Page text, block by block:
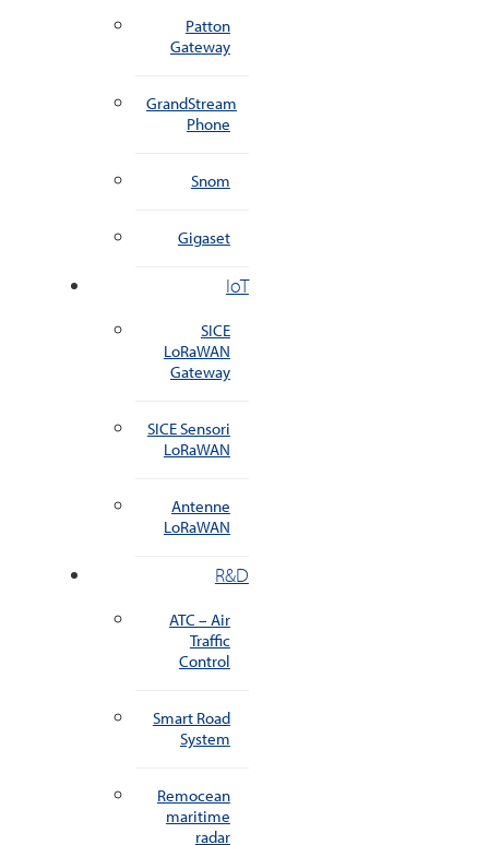
Patton
Gateway
GrandStream
Phone
Snom
Gigaset
IoT
SICE
LoRaWAN
Gateway
SICE Sensori
LoRaWAN
Antenne
LoRaWAN
R&D
ATC – Air
Traffic
Control
Smart Road
System
Remocean
maritime
radar